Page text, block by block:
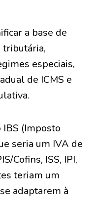
a base de
tributária,
especiais,
de ICMS e
IBS (Imposto
seria um IVA de
Cofins, ISS, IPI,
teriam um
adaptarem à